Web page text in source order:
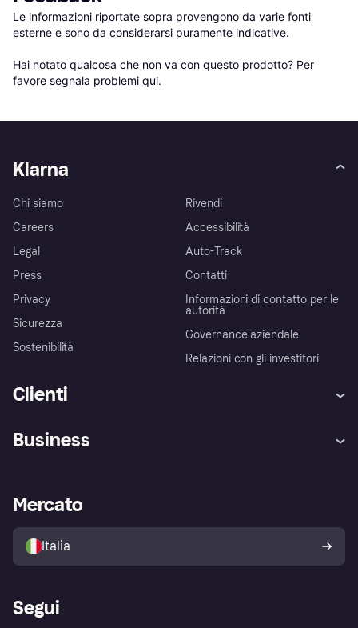
Le informazioni riportate sopra provengono da varie fonti
esterne e sono da considerarsi puramente indicative.
Hai notato qualcosa che non va con questo prodotto? Per
favore segnala problemi qui.
Klarna
Chi siamo
Careers
Legal
Press
Privacy
Sicurezza
Sostenibilità
Rivendi
Accessibilità
Auto-Track
Contatti
Informazioni di contatto per le
autorità
Governance aziendale
Relazioni con gli investitori
Clienti
Esplora i negozi
Politica di protezione
dell'acquirente Klarna
Business
Accesso aziende
Mercato
Italia
Segui